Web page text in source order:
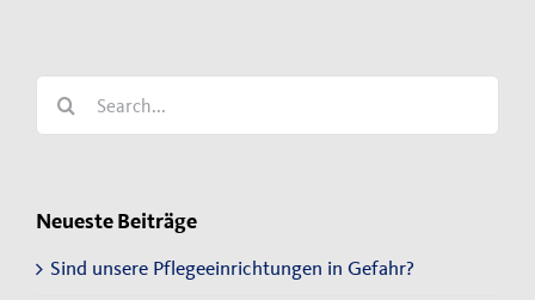
for:
Neueste Beiträge
Sind unsere Pflegeeinrichtungen in Gefahr?